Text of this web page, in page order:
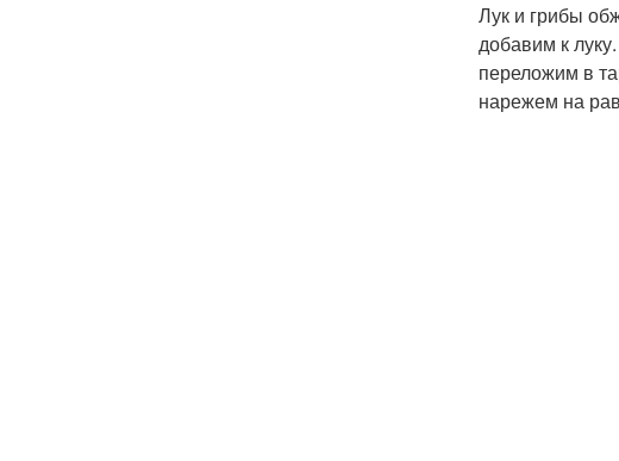
Лук и грибы
добавим к
переложим в
нарежем на